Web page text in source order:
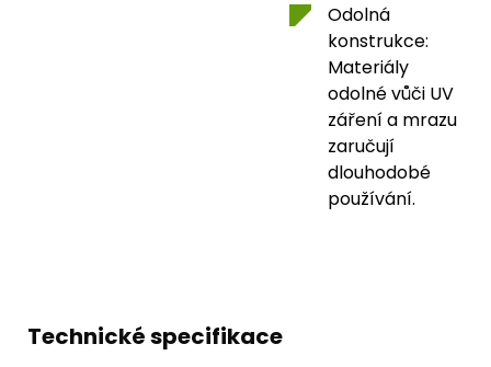
Odolná
konstrukce:
Materiály
odolné vůči UV
záření a mrazu
zaručují
dlouhodobé
používání.
Technické specifikace